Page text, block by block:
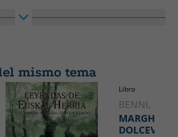
Colección
mismo tema
CATALÁN
Libro
BENNI,
DOLCEVITA